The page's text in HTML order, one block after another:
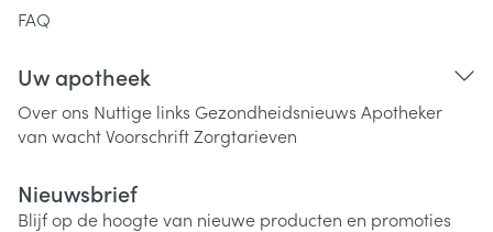
FAQ
Uw apotheek
Over ons Nuttige links Gezondheidsnieuws Apotheker
van wachtVoorschriftZorgtarieven
Nieuwsbrief
Blijf op de hoogte van nieuwe producten en promoties